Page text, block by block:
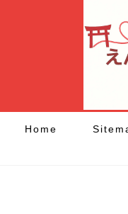
Home